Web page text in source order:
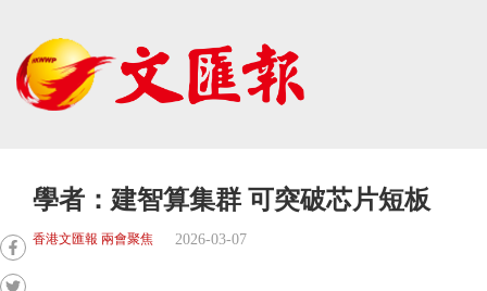
學者：建智算集群 可突破芯片短板
香港文匯報 兩會聚焦 2026-03-07